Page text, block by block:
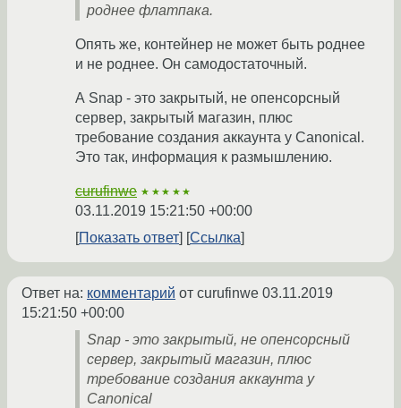
роднее флатпака.
Опять же, контейнер не может быть роднее
и не роднее. Он самодостаточный.
А Snap - это закрытый, не опенсорсный
сервер, закрытый магазин, плюс
требование создания аккаунта у Canonical.
Это так, информация к размышлению.
curufinwe ★★★★★
03.11.2019 15:21:50 +00:00
Показать ответ
Ссылка
Ответ на: комментарий от curufinwe 03.11.2019
15:21:50 +00:00
Snap - это закрытый, не опенсорсный
сервер, закрытый магазин, плюс
требование создания аккаунта у
Canonical